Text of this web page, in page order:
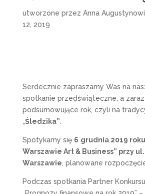
utworzone przez Anna
12, 2019
Serdecznie zapraszamy Was na
spotkanie przedświąteczne, a
podsumowujące rok, czyli na
Śledzika”
Spotykamy się 6 grudnia 2019 roku
Warszawie Art & Business” przy
Warszawie , planowane
Podczas spotkania Partner